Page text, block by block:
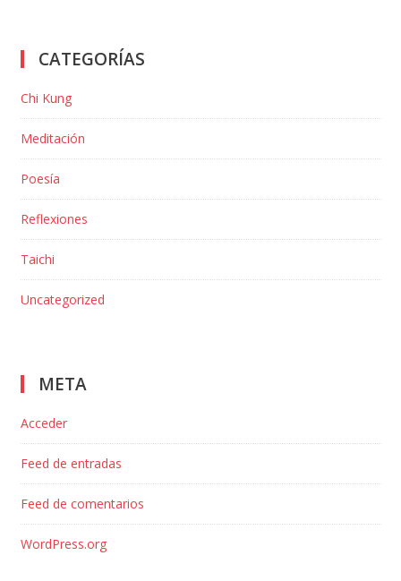
CATEGORÍAS
Chi Kung
Meditación
Poesía
Reflexiones
Taichi
Uncategorized
META
Acceder
Feed de entradas
Feed de comentarios
WordPress.org